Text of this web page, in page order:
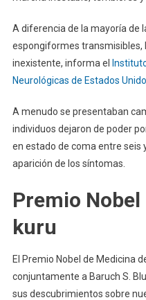
A diferencia de la mayoría de
espongiformes transmisibles,
inexistente, informa el
Neurológicas de Estados
A menudo se presentaban
individuos dejaron de poder
en estado de coma entre seis
aparición de los síntomas.
Premio
kuru
El Premio Nobel de Medicina
conjuntamente a Baruch S.
sus descubrimientos sobre